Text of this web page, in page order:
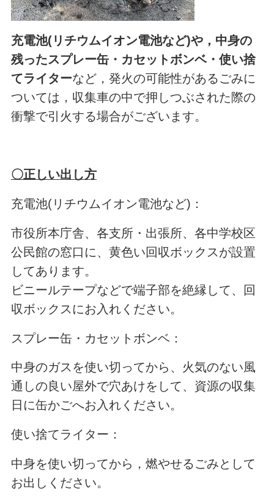
充電池(リチウムイオン電池など)や，中身の
残ったスプレー缶・カセットボンベ・使い捨
てライターなど，発火の可能性があるごみに
ついては，収集車の中で押しつぶされた際の
衝撃で引火する場合がございます。
〇正しい出し方
充電池(リチウムイオン電池など)：
市役所本庁舎、各支所・出張所、各中学校区
公民館の窓口に、黄色い回収ボックスが設置
してあります。
ビニールテープなどで端子部を絶縁して、回
収ボックスにお入れください。
スプレー缶・カセットボンベ：
中身のガスを使い切ってから、火気のない風
通しの良い屋外で穴あけをして、資源の収集
日に缶かごへお入れください。
使い捨てライター：
中身を使い切ってから，燃やせるごみとして
お出しください。